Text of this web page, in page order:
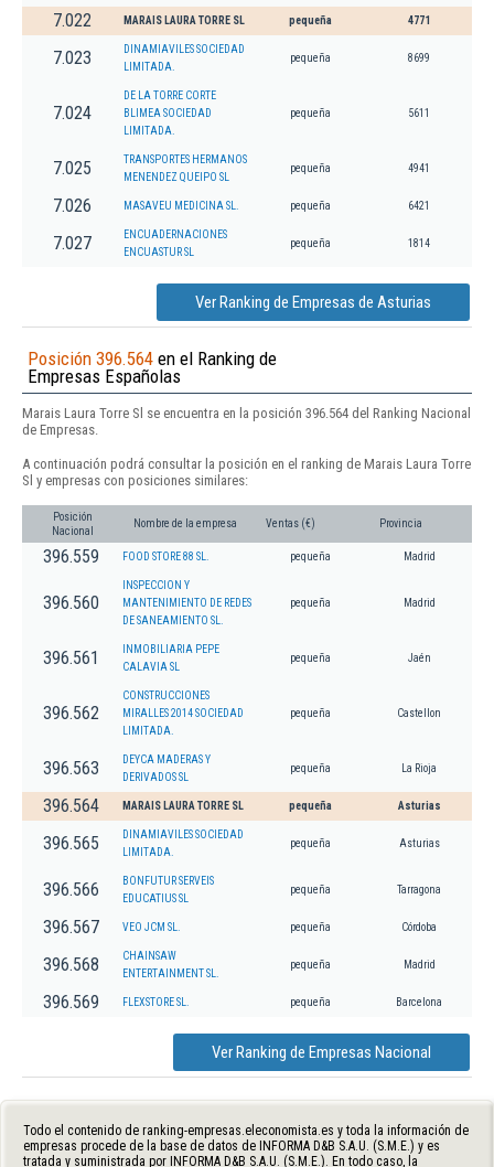
7.022 MARAIS LAURA TORRE SL pequeña 4771
7.023
DINAMIAVILES SOCIEDAD
LIMITADA.
pequeña 8699
7.024
DE LA TORRE CORTE
BLIMEA SOCIEDAD
LIMITADA.
pequeña 5611
7.025
TRANSPORTES HERMANOS
MENENDEZ QUEIPO SL
pequeña 4941
7.026 MASAVEU MEDICINA SL. pequeña 6421
7.027
ENCUADERNACIONES
ENCUASTUR SL
pequeña 1814
Ver Ranking de Empresas de Asturias
Posición 396.564 en el Ranking de
Empresas Españolas
Marais Laura Torre Sl se encuentra en la posición 396.564 del Ranking Nacional
de Empresas.
A continuación podrá consultar la posición en el ranking de Marais Laura Torre
Sl y empresas con posiciones similares:
Posición
Nacional
Nombre de la empresa Ventas (€) Provincia
396.559 FOOD STORE 88 SL. pequeña Madrid
396.560
INSPECCION Y
MANTENIMIENTO DE REDES
DE SANEAMIENTO SL.
pequeña Madrid
396.561
INMOBILIARIA PEPE
CALAVIA SL
pequeña Jaén
396.562
CONSTRUCCIONES
MIRALLES 2014 SOCIEDAD
LIMITADA.
pequeña Castellon
396.563
DEYCA MADERAS Y
DERIVADOS SL
pequeña La Rioja
396.564 MARAIS LAURA TORRE SL pequeña Asturias
396.565
DINAMIAVILES SOCIEDAD
LIMITADA.
pequeña Asturias
396.566
BONFUTUR SERVEIS
EDUCATIUS SL
pequeña Tarragona
396.567 VEO JCM SL. pequeña Córdoba
396.568
CHAINSAW
ENTERTAINMENT SL.
pequeña Madrid
396.569 FLEXSTORE SL. pequeña Barcelona
Ver Ranking de Empresas Nacional
Todo el contenido de ranking-empresas.eleconomista.es y toda la información de
empresas procede de la base de datos de INFORMA D&B S.A.U. (S.M.E.) y es
tratada y suministrada por INFORMA D&B S.A.U. (S.M.E.). En todo caso, la